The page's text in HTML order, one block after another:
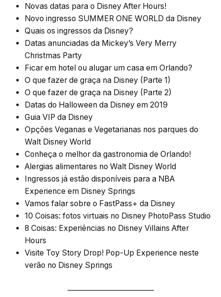
Novas datas para o Disney After Hours!
Novo ingresso SUMMER ONE WORLD da Disney
Quais os ingressos da Disney?
Datas anunciadas da Mickey’s Very Merry
Christmas Party
Ficar em hotel ou alugar um casa em Orlando?
O que fazer de graça na Disney (Parte 1)
O que fazer de graça na Disney (Parte 2)
Datas do Halloween da Disney em 2019
Guia VIP da Disney
Opções Veganas e Vegetarianas nos parques do
Walt Disney World
Conheça o melhor da gastronomia de Orlando!
Alergias alimentares no Walt Disney World
Ingressos já estão disponíveis para a NBA
Experience em Disney Springs
Vamos falar sobre o FastPass+ da Disney
10 Coisas: fotos virtuais no Disney PhotoPass Studio
8 Coisas: Experiências no Disney Villains After
Hours
Visite Toy Story Drop! Pop-Up Experience neste
verão no Disney Springs